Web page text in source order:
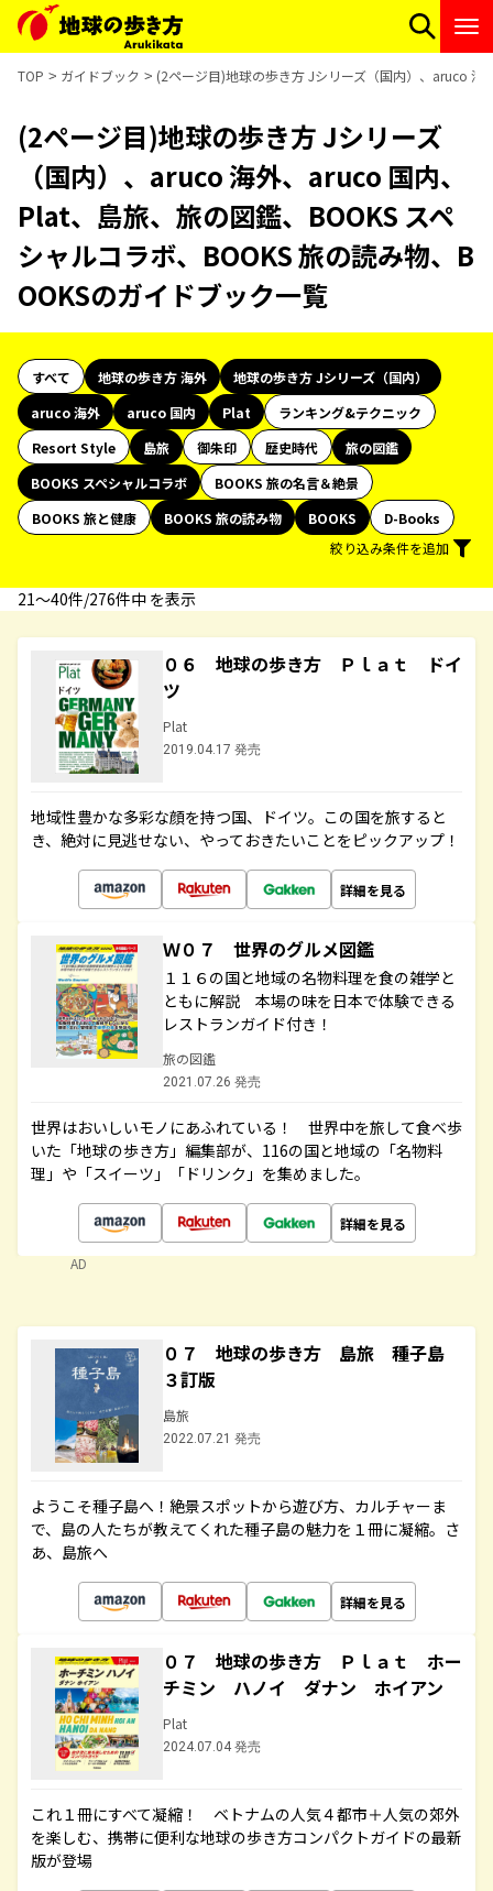
TOP ガイドブック (2ページ目)地球の歩き方 Jシリーズ（国内）、aruco 海
(2ページ目)地球の歩き方 Jシリーズ
（国内）、aruco 海外、aruco 国内、
Plat、島旅、旅の図鑑、BOOKS スペ
シャルコラボ、BOOKS 旅の読み物、B
OOKSのガイドブック一覧
すべて 地球の歩き方 海外
地球の歩き方 Jシリーズ（国内）
aruco 海外
aruco 国内 Plat
ランキング&テクニック
Resort Style
島旅 御朱印 歴史時代
旅の図鑑
BOOKS スペシャルコラボ
BOOKS 旅の名言＆絶景
BOOKS 旅と健康
BOOKS 旅の読み物 BOOKS
D-Books
絞り込み条件を追加
21〜40件/276件中 を表示
０６ 地球の歩き方 Ｐｌａｔ ドイ
ツ
Plat
2019.04.17 発売
地域性豊かな多彩な顔を持つ国、ドイツ。この国を旅すると
き、絶対に見逃せない、やっておきたいことをピックアップ！
詳細を見る
Ｗ０７ 世界のグルメ図鑑
１１６の国と地域の名物料理を食の雑学と
ともに解説 本場の味を日本で体験できる
レストランガイド付き！
旅の図鑑
2021.07.26 発売
世界はおいしいモノにあふれている！ 世界中を旅して食べ歩
いた「地球の歩き方」編集部が、116の国と地域の「名物料
理」や「スイーツ」「ドリンク」を集めました。
詳細を見る
AD
０７ 地球の歩き方 島旅 種子島
３訂版
島旅
2022.07.21 発売
ようこそ種子島へ！絶景スポットから遊び方、カルチャーま
で、島の人たちが教えてくれた種子島の魅力を１冊に凝縮。さ
あ、島旅へ
詳細を見る
０７ 地球の歩き方 Ｐｌａｔ ホー
チミン ハノイ ダナン ホイアン
Plat
2024.07.04 発売
これ１冊にすべて凝縮！ ベトナムの人気４都市＋人気の郊外
を楽しむ、携帯に便利な地球の歩き方コンパクトガイドの最新
版が登場